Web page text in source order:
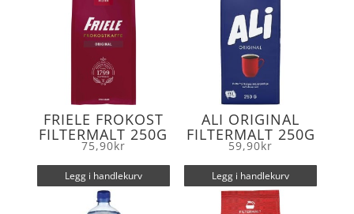
FRIELE FROKOST
FILTERMALT 250G
75,90kr
Legg i handlekurv
ALI ORIGINAL
FILTERMALT 250G
59,90kr
Legg i handlekurv